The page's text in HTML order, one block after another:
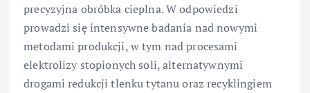
precyzyjna obróbka cieplna. W odpowiedzi
prowadzi się intensywne badania nad nowymi
metodami produkcji, w tym nad procesami
elektrolizy stopionych soli, alternatywnymi
drogami redukcji tlenku tytanu oraz recyklingiem